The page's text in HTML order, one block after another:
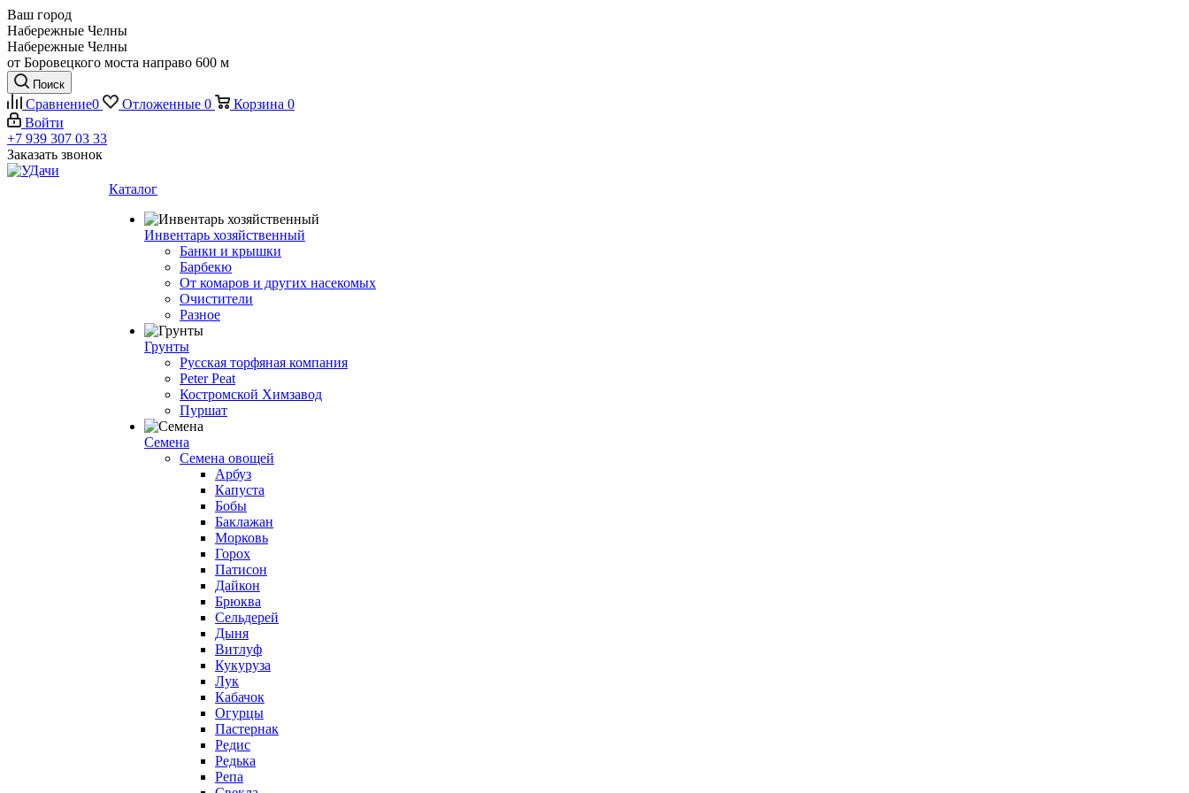
Ваш город
Набережные Челны
Набережные Челны
от Боровецкого моста направо 600 м
Поиск
Сравнение0 Отложенные 0 Корзина 0
Войти
+7 939 307 03 33
Заказать звонок
Каталог
Инвентарь хозяйственный
Банки и крышки
Барбекю
От комаров и других насекомых
Очистители
Разное
Грунты
Русская торфяная компания
Peter Peat
Костромской Химзавод
Пуршат
Семена
Семена овощей
Арбуз
Капуста
Бобы
Баклажан
Морковь
Горох
Патисон
Дайкон
Брюква
Сельдерей
Дыня
Витлуф
Кукуруза
Лук
Кабачок
Огурцы
Пастернак
Редис
Редька
Репа